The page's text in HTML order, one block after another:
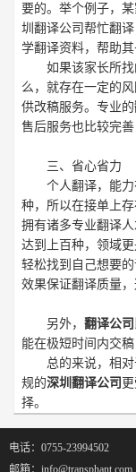
要的。举个例子，
圳翻译公司帮忙翻
学翻译资料，帮助
如果该家长所
么，就存在一定的
供改稿服务。专业的
售后服务也比较完
三、省心省力
个人翻译，能
种，所以在接单上
拥有诸多专业翻译
达到上百种，领域
轻松找到自己想要
效果保证翻译质量
另外， 翻译公司
能在极短时间内交稿
总的来说，相
规的深圳翻译公司
择。
电话：0755-23994502
邮箱：